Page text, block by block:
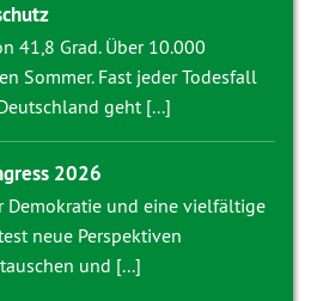
41,8 Grad. Über 10.000
Sommer. Fast jeder Todesfall
geht [...]
2026
Demokratie und eine vielfältige
neue Perspektiven
und [...]